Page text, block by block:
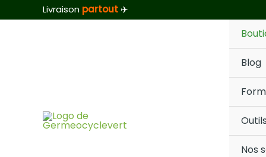
au
Livraison partout ✈️
Blog
Outils
Nos
popularité